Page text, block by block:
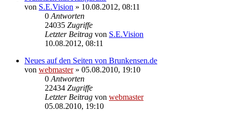
von S.E.Vision » 10.08.2012, 08:11
0 Antworten
24035 Zugriffe
Letzter Beitrag von S.E.Vision
10.08.2012, 08:11
Neues auf den Seiten von Brunkensen.de
von webmaster» 05.08.2010, 19:10
0 Antworten
22434 Zugriffe
Letzter Beitrag von webmaster
05.08.2010, 19:10